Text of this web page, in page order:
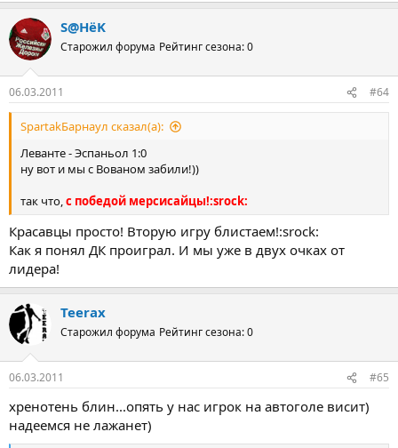
S@HёK
Старожил форума Рейтинг сезона: 0
06.03.2011 #64
SpartakБарнаул сказал(а):
Леванте - Эспаньол 1:0
ну вот и мы с Вованом забили!))
так что,с победой мерсисайцы!:srock:
Красавцы просто! Вторую игру блистаем!:srock:
Как я понял ДК проиграл. И мы уже в двух очках от
лидера!
Teerax
Старожил форума Рейтинг сезона: 0
06.03.2011 #65
хренотень блин...опять у нас игрок на автоголе висит)
надеемся не лажанет)